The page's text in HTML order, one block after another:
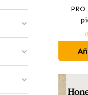
PRO